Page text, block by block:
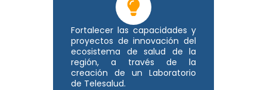
Fortalecer las capacidades y
proyectos de innovación del
ecosistema de salud de la
región, a través de la
creación de un Laboratorio
de Telesalud.